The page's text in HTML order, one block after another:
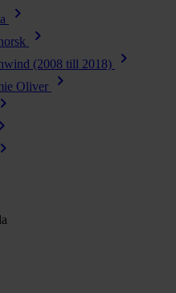
chevron_right
chevron_right
(2008 till 2018) chevron_right
Oliver chevron_right
chevron_right
chevron_right
chevron_right